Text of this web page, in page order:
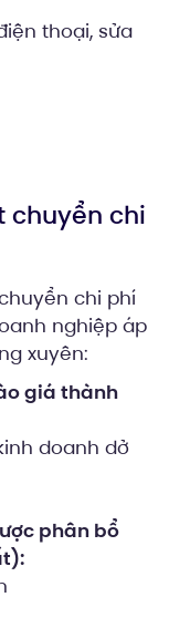
thoại, sửa
chuyển chi
chi phí
nghiệp áp
xuyên:
giá thành
doanh dở
phân bổ